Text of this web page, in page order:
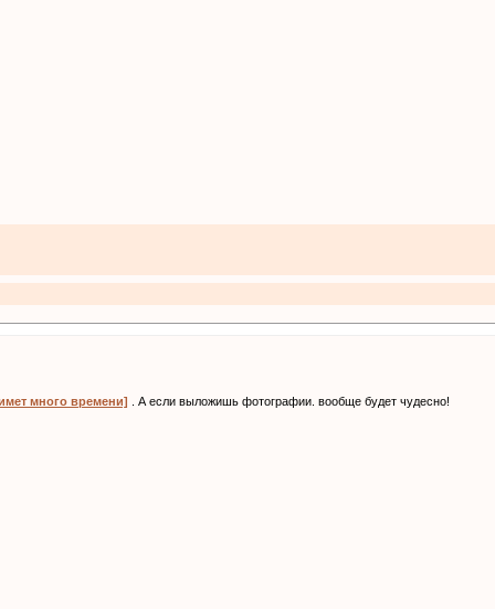
много времени] . А если выложишь фотографии. вообще будет чудесно!